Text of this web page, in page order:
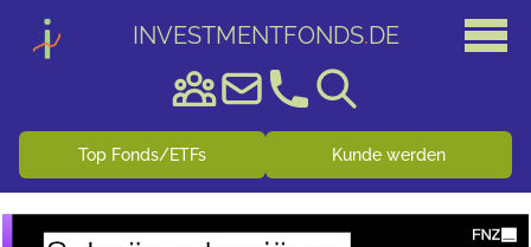
INVESTMENTFONDS.DE
Top Fonds/ETFs Kunde werden